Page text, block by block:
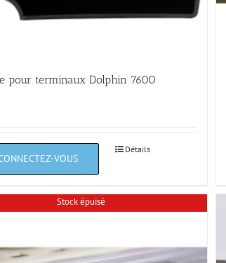
pour terminaux Dolphin 7600
Détails
Stock épuisé